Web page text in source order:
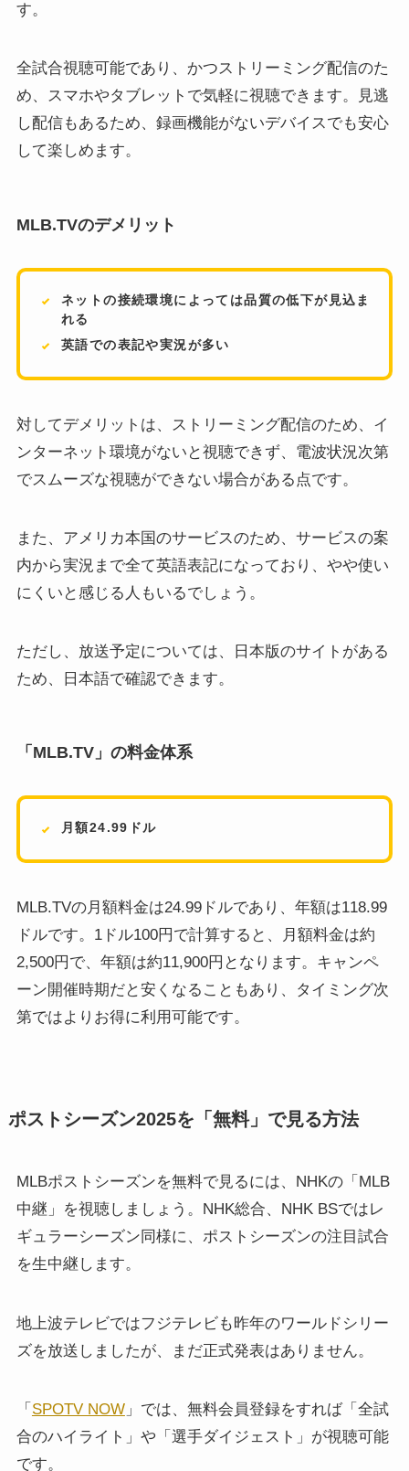
す。
全試合視聴可能であり、かつストリーミング配信のた
め、スマホやタブレットで気軽に視聴できます。見逃
し配信もあるため、録画機能がないデバイスでも安心
して楽しめます。
MLB.TVのデメリット
ネットの接続環境によっては品質の低下が見込ま
れる
英語での表記や実況が多い
対してデメリットは、ストリーミング配信のため、イ
ンターネット環境がないと視聴できず、電波状況次第
でスムーズな視聴ができない場合がある点です。
また、アメリカ本国のサービスのため、サービスの案
内から実況まで全て英語表記になっており、やや使い
にくいと感じる人もいるでしょう。
ただし、放送予定については、日本版のサイトがある
ため、日本語で確認できます。
「MLB.TV」の料金体系
月額24.99ドル
MLB.TVの月額料金は24.99ドルであり、年額は118.99
ドルです。1ドル100円で計算すると、月額料金は約
2,500円で、年額は約11,900円となります。キャンペ
ーン開催時期だと安くなることもあり、タイミング次
第ではよりお得に利用可能です。
ポストシーズン2025を「無料」で見る方法
MLBポストシーズンを無料で見るには、NHKの「MLB
中継」を視聴しましょう。NHK総合、NHK BSではレ
ギュラーシーズン同様に、ポストシーズンの注目試合
を生中継します。
地上波テレビではフジテレビも昨年のワールドシリー
ズを放送しましたが、まだ正式発表はありません。
「 SPOTV NOW」では、無料会員登録をすれば「全試
合のハイライト」や「選手ダイジェスト」が視聴可能
です。